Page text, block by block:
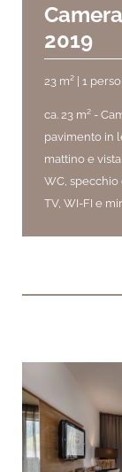
2019
23 m² | 1
ca. 23 m² -
pavimento in
mattino e
WC, specchio
TV, WI-FI e